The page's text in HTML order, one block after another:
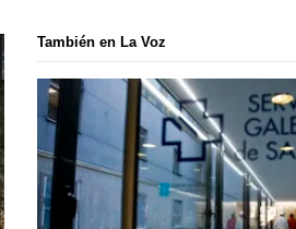
También en La Voz